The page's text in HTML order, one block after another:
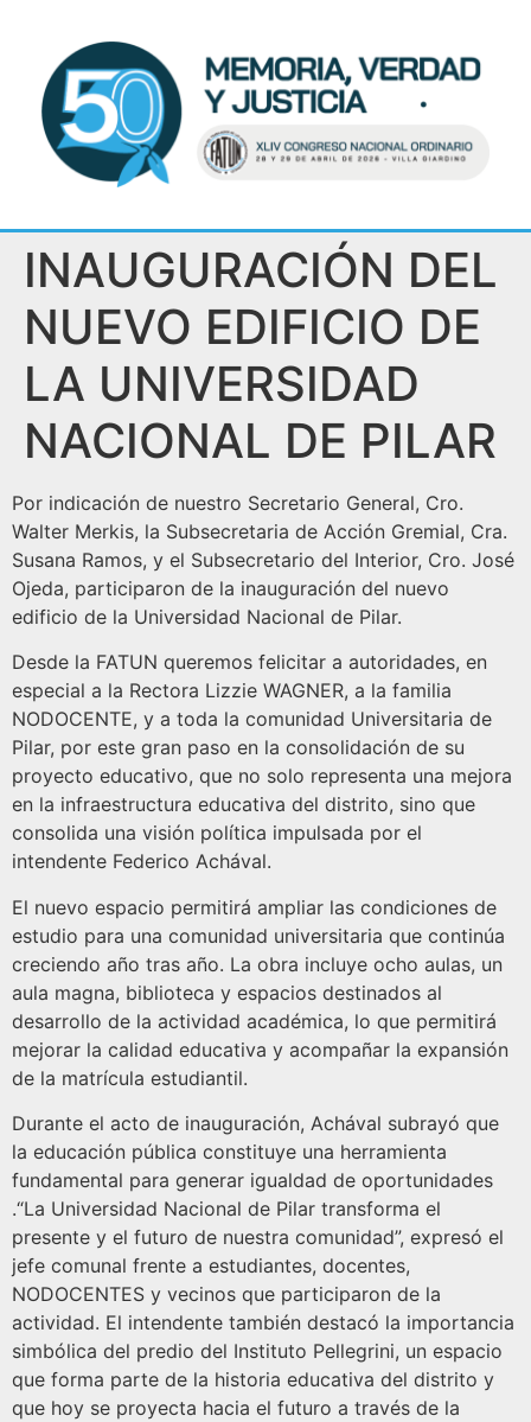
INAUGURACIÓN DEL
NUEVO EDIFICIO DE
LA UNIVERSIDAD
NACIONAL DE PILAR
Por indicación de nuestro Secretario General, Cro.
Walter Merkis, la Subsecretaria de Acción Gremial, Cra.
Susana Ramos, y el Subsecretario del Interior, Cro. José
Ojeda, participaron de la inauguración del nuevo
edificio de la Universidad Nacional de Pilar.
Desde la FATUN queremos felicitar a autoridades, en
especial a la Rectora Lizzie WAGNER, a la familia
NODOCENTE, y a toda la comunidad Universitaria de
Pilar, por este gran paso en la consolidación de su
proyecto educativo, que no solo representa una mejora
en la infraestructura educativa del distrito, sino que
consolida una visión política impulsada por el
intendente Federico Achával.
El nuevo espacio permitirá ampliar las condiciones de
estudio para una comunidad universitaria que continúa
creciendo año tras año. La obra incluye ocho aulas, un
aula magna, biblioteca y espacios destinados al
desarrollo de la actividad académica, lo que permitirá
mejorar la calidad educativa y acompañar la expansión
de la matrícula estudiantil.
Durante el acto de inauguración, Achával subrayó que
la educación pública constituye una herramienta
fundamental para generar igualdad de oportunidades
.“La Universidad Nacional de Pilar transforma el
presente y el futuro de nuestra comunidad”, expresó el
jefe comunal frente a estudiantes, docentes,
NODOCENTES y vecinos que participaron de la
actividad. El intendente también destacó la importancia
simbólica del predio del Instituto Pellegrini, un espacio
que forma parte de la historia educativa del distrito y
que hoy se proyecta hacia el futuro a través de la